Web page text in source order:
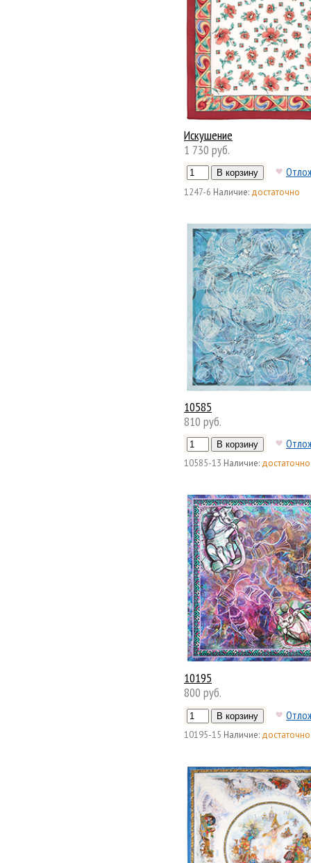
Искушение
1 730 руб.
1247-6 Наличие: достаточно
10585
810 руб.
10585-13 Наличие: достаточно
10195
800 руб.
10195-15 Наличие: достаточно